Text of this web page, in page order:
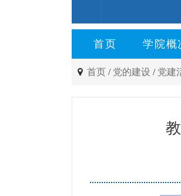
首页 学院概
首页 / 党的建设 / 党建